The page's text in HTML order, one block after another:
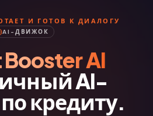
И ГОТОВ К ДИАЛОГУ
AI-ДВИЖОК
AI
AI-
по кредиту.